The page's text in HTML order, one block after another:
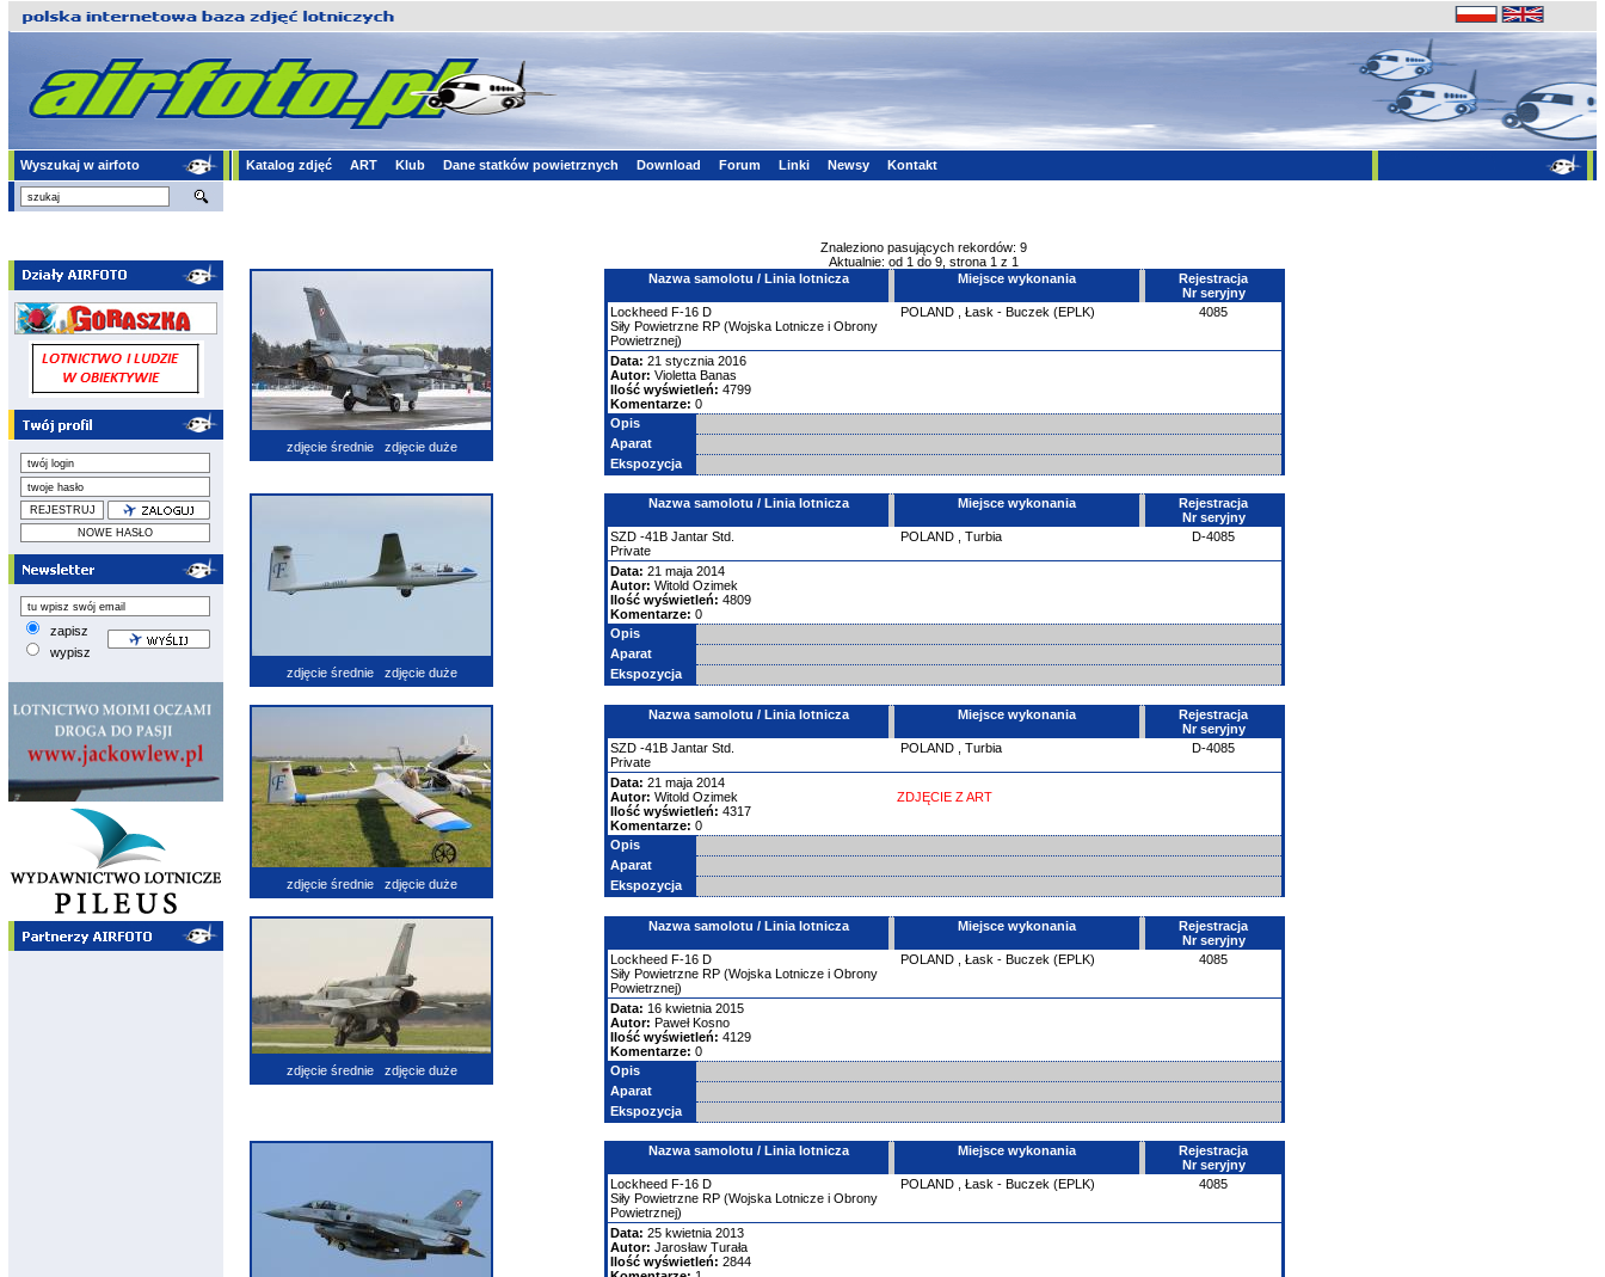
Wyszukaj w airfoto Katalog zdjęć ART Klub Dane statków powietrznych Download Forum Linki Newsy Kontakt
zapisz
wypisz
Znaleziono pasujących rekordów: 9
Aktualnie: od 1 do 9, strona 1 z 1
zdjęcie średnie zdjęcie duże
Nazwa samolotu / Linia lotnicza Miejsce wykonania
Rejestracja
Nr seryjny
Lockheed F-16 D
Siły Powietrzne RP (Wojska Lotnicze i Obrony
Powietrznej)
POLAND Łask - Buczek (EPLK) 4085
Data: 21 stycznia 2016
Autor: Violetta Banas
Ilość wyświetleń: 4799
Komentarze: 0
Opis
Aparat
Ekspozycja
zdjęcie średnie zdjęcie duże
Nazwa samolotu / Linia lotnicza Miejsce wykonania
Rejestracja
Nr seryjny
SZD -41B Jantar Std.
Private
POLAND Turbia D-4085
Data: 21 maja 2014
Autor: Witold Ozimek
Ilość wyświetleń: 4809
Komentarze: 0
Opis
Aparat
Ekspozycja
zdjęcie średnie zdjęcie duże
Nazwa samolotu / Linia lotnicza Miejsce wykonania
Rejestracja
Nr seryjny
SZD -41B Jantar Std.
Private
POLAND Turbia D-4085
Data: 21 maja 2014
Autor: Witold Ozimek
Ilość wyświetleń: 4317
Komentarze: 0
ZDJĘCIE Z ART
Opis
Aparat
Ekspozycja
zdjęcie średnie zdjęcie duże
Nazwa samolotu / Linia lotnicza Miejsce wykonania
Rejestracja
Nr seryjny
Lockheed F-16 D
Siły Powietrzne RP (Wojska Lotnicze i Obrony
Powietrznej)
POLAND Łask - Buczek (EPLK) 4085
Data: 16 kwietnia 2015
Autor: Paweł Kosno
Ilość wyświetleń: 4129
Komentarze: 0
Opis
Aparat
Ekspozycja
Nazwa samolotu / Linia lotnicza Miejsce wykonania
Rejestracja
Nr seryjny
Lockheed F-16 D
Siły Powietrzne RP (Wojska Lotnicze i Obrony
Powietrznej)
POLAND Łask - Buczek (EPLK) 4085
Data: 25 kwietnia 2013
Autor: Jarosław Turała
Ilość wyświetleń: 2844